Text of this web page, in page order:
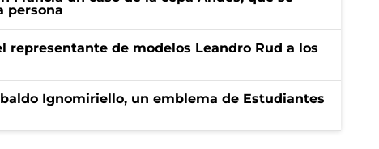
persona
representante de modelos Leandro Rud a los
Ignomiriello, un emblema de Estudiantes